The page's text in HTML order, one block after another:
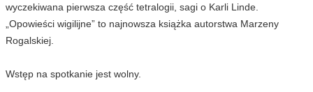
wyczekiwana pierwsza część tetralogii, sagi o Karli Linde.
„Opowieści wigilijne” to najnowsza książka autorstwa Marzeny
Rogalskiej.
Wstęp na spotkanie jest wolny.